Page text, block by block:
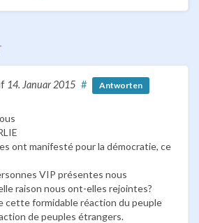
14. Januar 2015 # Antworten
ont manifesté pour la démocratie, ce
VIP présentes nous
raison nous ont-elles rejointes?
cette formidable réaction du peuple
de peuples étrangers.